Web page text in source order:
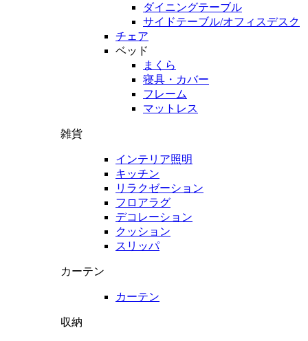
ダイニングテーブル
サイドテーブル/オフィスデスク
チェア
ベッド
まくら
寝具・カバー
フレーム
マットレス
雑貨
インテリア照明
キッチン
リラクゼーション
フロアラグ
デコレーション
クッション
スリッパ
カーテン
カーテン
収納